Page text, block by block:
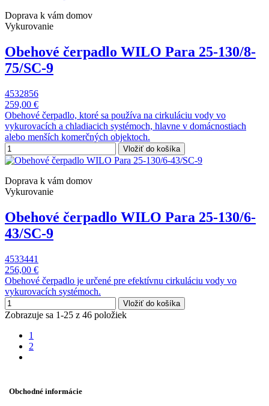
Doprava k vám domov
Vykurovanie
Obehové čerpadlo WILO Para 25-130/8-
75/SC-9
4532856
259,00 €
Obehové čerpadlo, ktoré sa používa na cirkuláciu vody vo
vykurovacích a chladiacich systémoch, hlavne v domácnostiach
alebo menších komerčných objektoch.
Vložiť do košíka
Doprava k vám domov
Vykurovanie
Obehové čerpadlo WILO Para 25-130/6-
43/SC-9
4533441
256,00 €
Obehové čerpadlo je určené pre efektívnu cirkuláciu vody vo
vykurovacích systémoch.
Vložiť do košíka
Zobrazuje sa 1-25 z 46 položiek
1
2
Obchodné informácie